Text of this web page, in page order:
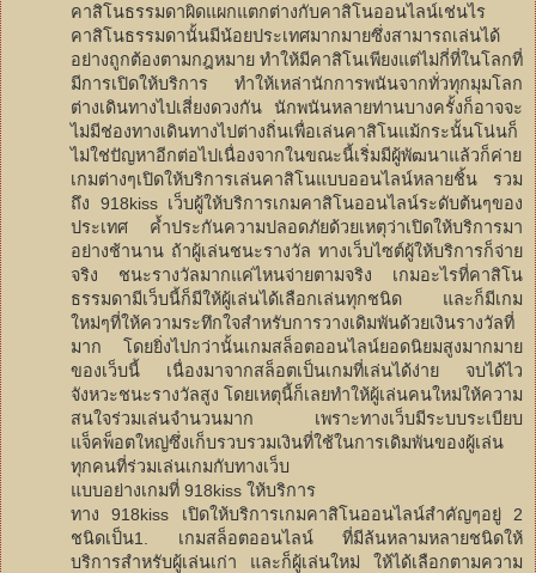
คาสิโนธรรมดาผิดแผกแตกต่างกับคาสิโนออนไลน์เช่นไร
คาสิโนธรรมดานั้นมีน้อยประเทศมากมายซึ่งสามารถเล่นได้
อย่างถูกต้องตามกฎหมาย ทำให้มีคาสิโนเพียงแต่ไม่กี่ที่ในโลกที่
มีการเปิดให้บริการ ทำให้เหล่านักการพนันจากทั่วทุกมุมโลก
ต่างเดินทางไปเสี่ยงดวงกัน นักพนันหลายท่านบางครั้งก็อาจจะ
ไม่มีช่องทางเดินทางไปต่างถิ่นเพื่อเล่นคาสิโนแม้กระนั้นโน่นก็
ไม่ใช่ปัญหาอีกต่อไปเนื่องจากในขณะนี้เริ่มมีผู้พัฒนาแล้วก็ค่าย
เกมต่างๆเปิดให้บริการเล่นคาสิโนแบบออนไลน์หลายชิ้น รวม
ถึง 918kiss เว็บผู้ให้บริการเกมคาสิโนออนไลน์ระดับต้นๆของ
ประเทศ ค้ำประกันความปลอดภัยด้วยเหตุว่าเปิดให้บริการมา
อย่างช้านาน ถ้าผู้เล่นชนะรางวัล ทางเว็บไซต์ผู้ให้บริการก็จ่าย
จริง ชนะรางวัลมากแค่ไหนจ่ายตามจริง เกมอะไรที่คาสิโน
ธรรมดามีเว็บนี้ก็มีให้ผู้เล่นได้เลือกเล่นทุกชนิด และก็มีเกม
ใหม่ๆที่ให้ความระทึกใจสำหรับการวางเดิมพันด้วยเงินรางวัลที่
มาก โดยยิ่งไปกว่านั้นเกมสล็อตออนไลน์ยอดนิยมสูงมากมาย
ของเว็บนี้ เนื่องมาจากสล็อตเป็นเกมที่เล่นได้ง่าย จบได้ไว
จังหวะชนะรางวัลสูง โดยเหตุนี้ก็เลยทำให้ผู้เล่นคนใหม่ให้ความ
สนใจร่วมเล่นจำนวนมาก เพราะทางเว็บมีระบบระเบียบ
แจ็คพ็อตใหญ่ซึ่งเก็บรวบรวมเงินที่ใช้ในการเดิมพันของผู้เล่น
ทุกคนที่ร่วมเล่นเกมกับทางเว็บ
แบบอย่างเกมที่ 918kiss ให้บริการ
ทาง 918kiss เปิดให้บริการเกมคาสิโนออนไลน์สำคัญๆอยู่ 2
ชนิดเป็น1. เกมสล็อตออนไลน์ ที่มีล้นหลามหลายชนิดให้
บริการสำหรับผู้เล่นเก่า และก็ผู้เล่นใหม่ ให้ได้เลือกตามความ